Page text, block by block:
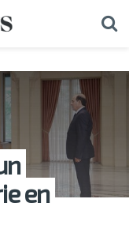
en